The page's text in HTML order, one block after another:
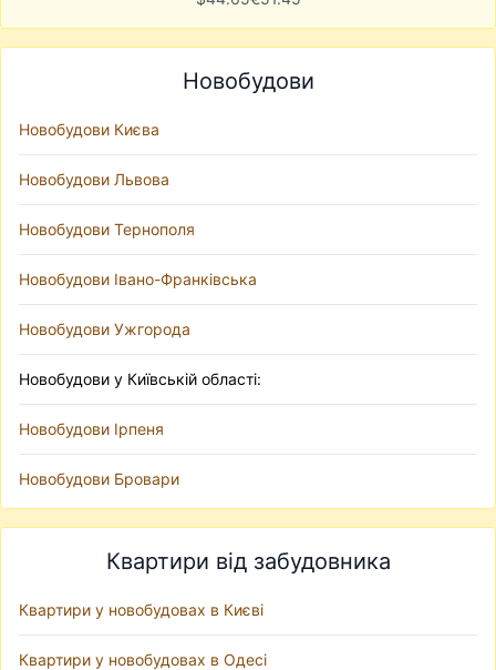
Новобудови
Новобудови Києва
Новобудови Львова
Новобудови Тернополя
Новобудови Івано-Франківська
Новобудови Ужгорода
Новобудови у Київській області:
Новобудови Ірпеня
Новобудови Бровари
Квартири від забудовника
Квартири у новобудовах в Києві
Квартири у новобудовах в Одесі